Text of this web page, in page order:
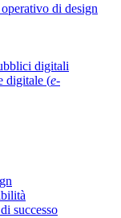
di design
digitali
digitale (e-
successo